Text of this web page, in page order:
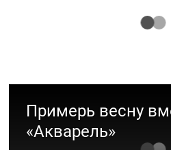
коллекциями PLUS
Примерь весну
«Акварель»